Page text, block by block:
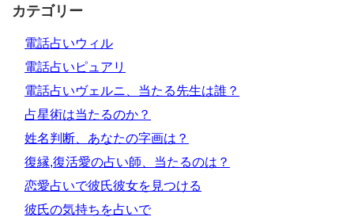
カテゴリー
電話占いウィル
電話占いピュアリ
電話占いヴェルニ、当たる先生は誰？
占星術は当たるのか？
姓名判断、あなたの字画は？
復縁,復活愛の占い師、当たるのは？
恋愛占いで彼氏彼女を見つける
彼氏の気持ちを占いで